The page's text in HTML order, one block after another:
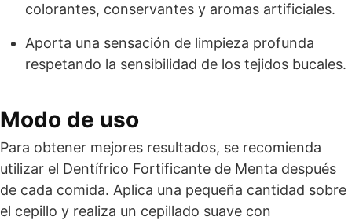
colorantes, conservantes y aromas artificiales.
Aporta una sensación de limpieza profunda
respetando la sensibilidad de los tejidos bucales.
Modo de uso
Para obtener mejores resultados, se recomienda
utilizar el Dentífrico Fortificante de Menta después
de cada comida. Aplica una pequeña cantidad sobre
el cepillo y realiza un cepillado suave con